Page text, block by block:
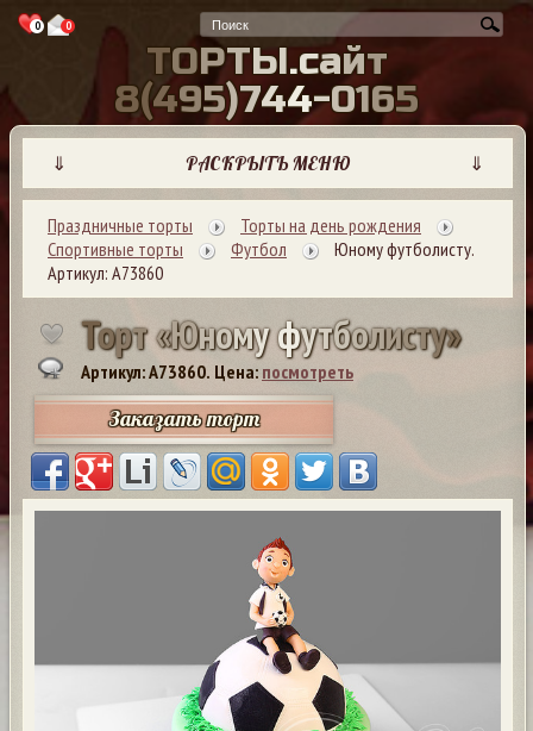
0 0
ТОРТЫ.сайт
8(495)744-0165
⇓ РАСКРЫТЬ МЕНЮ ⇓
Праздничные торты
Торты на день рождения
Спортивные торты
Футбол
Юному футболисту.
Артикул: А73860
Торт«Юномуфутболисту»
Артикул: A73860. Цена: посмотреть
Заказать торт